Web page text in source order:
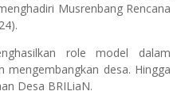
Musrenbang Rencana
role model dalam
desa. Hingga
Desa BRILiaN.